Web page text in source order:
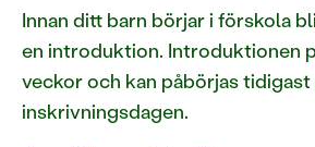
Innan ditt barn börjar i förskola
en introduktion. Introduktionen
veckor och kan påbörjas tidigast
inskrivningsdagen.